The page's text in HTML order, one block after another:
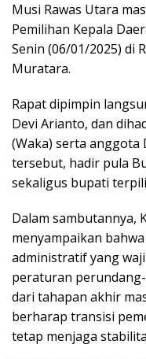
Musi Rawas Utara
Pemilihan Kepala
Senin (06/01/2025) di
Muratara.
Rapat dipimpin
Devi Arianto, dan
(Waka) serta anggota
tersebut, hadir pula
sekaligus bupati
Dalam sambutannya,
menyampaikan
administratif yang
peraturan
dari tahapan akhir
berharap transisi
tetap menjaga